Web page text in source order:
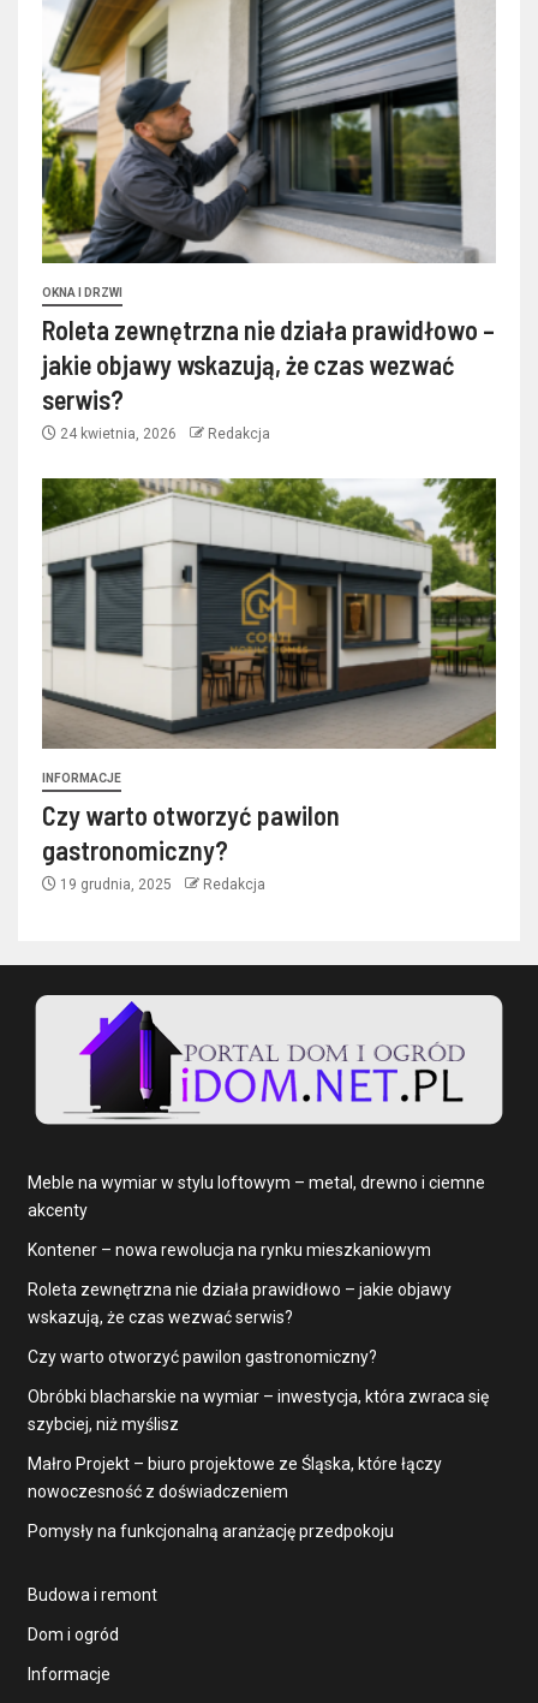
OKNA I DRZWI
Roleta zewnętrzna nie działa prawidłowo –
jakie objawy wskazują, że czas wezwać
serwis?
24 kwietnia, 2026 Redakcja
INFORMACJE
Czy warto otworzyć pawilon
gastronomiczny?
19 grudnia, 2025 Redakcja
Meble na wymiar w stylu loftowym – metal, drewno i ciemne
akcenty
Kontener – nowa rewolucja na rynku mieszkaniowym
Roleta zewnętrzna nie działa prawidłowo – jakie objawy
wskazują, że czas wezwać serwis?
Czy warto otworzyć pawilon gastronomiczny?
Obróbki blacharskie na wymiar – inwestycja, która zwraca się
szybciej, niż myślisz
Małro Projekt – biuro projektowe ze Śląska, które łączy
nowoczesność z doświadczeniem
Pomysły na funkcjonalną aranżację przedpokoju
Budowa i remont
Dom i ogród
Informacje